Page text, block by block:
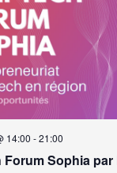
Forum Sophia
14:00 -21:00